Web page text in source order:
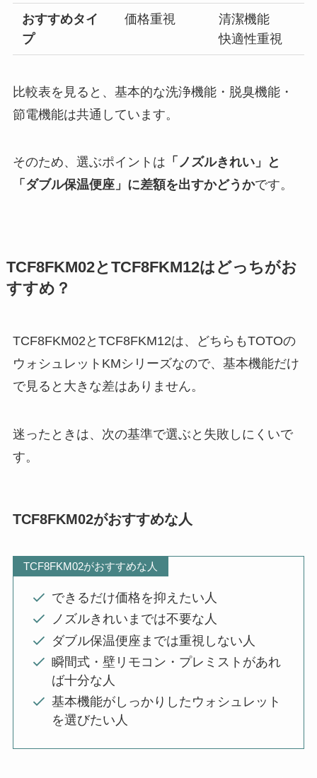
おすすめタイ
プ
価格重視
清潔機能
快適性重視
比較表を見ると、基本的な洗浄機能・脱臭機能・
節電機能は共通しています。
そのため、選ぶポイントは 「ノズルきれい」と
「ダブル保温便座」に差額を出すかどうかです。
TCF8FKM02とTCF8FKM12はどっちがお
すすめ？
TCF8FKM02とTCF8FKM12は、どちらもTOTOの
ウォシュレットKMシリーズなので、基本機能だけ
で見ると大きな差はありません。
迷ったときは、次の基準で選ぶと失敗しにくいで
す。
TCF8FKM02がおすすめな人
TCF8FKM02がおすすめな人
できるだけ価格を抑えたい人
ノズルきれいまでは不要な人
ダブル保温便座までは重視しない人
瞬間式・壁リモコン・プレミストがあれ
ば十分な人
基本機能がしっかりしたウォシュレット
を選びたい人